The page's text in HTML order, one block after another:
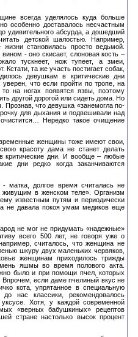
всегда уделялось куда больше
особенно доставалось несчастным
удивительного абсурда, а дошедший
детской шалостью. Например,
становилась просто ведьмой.
- оно скисает, слоновая кость –
тускнеет, нож тупеет, а змеи,
та же участь постигает собак,
девушкам в критические дни
что если пройти по тропе, на
на ногах появятся язвы, поэтому
другой дорогой или сидеть дома. Но
Прознав, что девушка «занемогла по-
для дыхания и подвешивали над
Нередко такое очищение
женщины тоже имеют свои,
красоту дама не станет делать
критические дни. И вообще – любые
дни редко когда заканчиваются
- матка, долгое время считалась не
в женском теле». Организм
известным путям и периодически
не давала покоя умам медиков еще
не мог не придумать «надежные»
всего 500 лет, не говоря уже о
считалось, что женщина не
шкуру двух маленьких червяков,
женщинам приходилось трижды
яшмы во время полового акта.
было и при помощи пчел, которых
Впрочем, если даме пчелиный вкус не
кота, упрятанное в специальную
нас классики, рекомендовалось
Хотя, у каждой современной
«верных бабушкиных» рецептов
стране настолько высок процент